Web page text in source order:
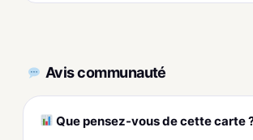
Avis communauté
Que pensez-vous de cette carte